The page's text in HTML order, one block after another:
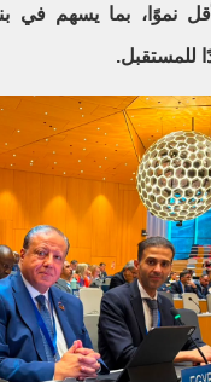
نموًا، بما يسهم
للمستقبل.